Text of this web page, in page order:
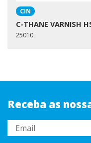
CIN
C-THANE VARNISH
25010
Receba as